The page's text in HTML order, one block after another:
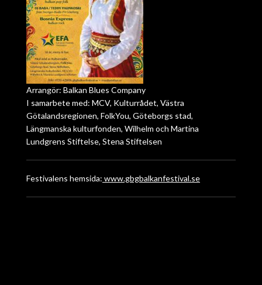
Arrangör: Balkan Blues Company
I samarbete med: MCV, Kulturrådet, Västra
Götalandsregionen, FolkYou, Göteborgs stad,
Längmanska kulturfonden, Wilhelm och Martina
Lundgrens Stiftelse, Stena Stiftelsen
Festivalens hemsida: www.gbgbalkanfestival.se